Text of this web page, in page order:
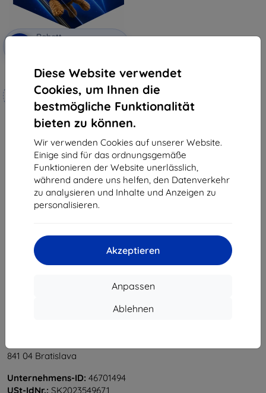
Diese Website verwendet
Cookies, um Ihnen die
bestmögliche Funktionalität
bieten zu können.
Wir verwenden Cookies auf unserer Website.
Einige sind für das ordnungsgemäße
Funktionieren der Website unerlässlich,
während andere uns helfen, den Datenverkehr
zu analysieren und Inhalte und Anzeigen zu
personalisieren.
Akzeptieren
Anpassen
Ablehnen
Rabatt
3mk Hammer Schutzfolie
Maßgeschneidert
hergestellt
19,90 €
17,91 €
Auf Lager 4 Stk.
vom ganzen5.
«
841 04 Bratislava
Unternehmens-ID: 46701494
USt-IdNr.: SK2023549671